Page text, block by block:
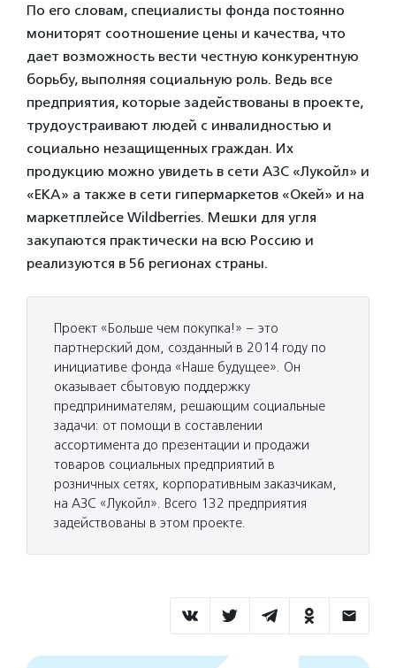
По его словам, специалисты фонда постоянно
мониторят соотношение цены и качества, что
дает возможность вести честную конкурентную
борьбу, выполняя социальную роль. Ведь все
предприятия, которые задействованы в проекте,
трудоустраивают людей с инвалидностью и
социально незащищенных граждан. Их
продукцию можно увидеть в сети АЗС «Лукойл» и
«ЕКА» а также в сети гипермаркетов «Окей» и на
маркетплейсе Wildberries. Мешки для угля
закупаются практически на всю Россию и
реализуются в 56 регионах страны.
Проект «Больше чем покупка!» – это
партнерский дом, созданный в 2014 году по
инициативе фонда «Наше будущее». Он
оказывает сбытовую поддержку
предпринимателям, решающим социальные
задачи: от помощи в составлении
ассортимента до презентации и продажи
товаров социальных предприятий в
розничных сетях, корпоративным заказчикам,
на АЗС «Лукойл». Всего 132 предприятия
задействованы в этом проекте.